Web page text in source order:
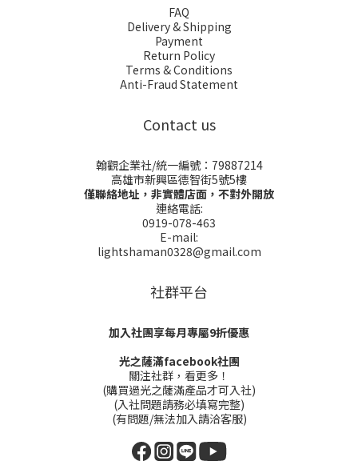
FAQ
Delivery & Shipping
Payment
Return Policy
Terms & Conditions
Anti-Fraud Statement
Contact us
翰觀企業社/統一編號：79887214
高雄市新興區德智街5號5樓
僅聯絡地址，非實體店面，不對外開放
連絡電話:
0919-078-463
E-mail:
lightshaman0328@gmail.com
社群平台
加入社團享每月專屬9折優惠
光之薩滿facebook社團
關注社群，看更多！
(購買過光之薩滿產品才可入社)
(入社問題請務必填寫完整)
(有問題/無法加入請洽客服)